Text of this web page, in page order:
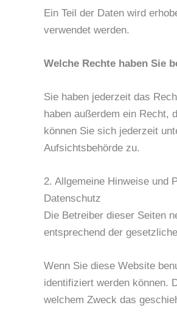
Ein Teil der Daten wird
verwendet werden.
Welche Rechte haben Sie
Sie haben jederzeit das
haben außerdem ein Recht,
können Sie sich jederzeit
Aufsichtsbehörde zu.
2. Allgemeine Hinweise und
Datenschutz
Die Betreiber dieser Seiten
entsprechend der
Wenn Sie diese Website
identifiziert werden können.
welchem Zweck das